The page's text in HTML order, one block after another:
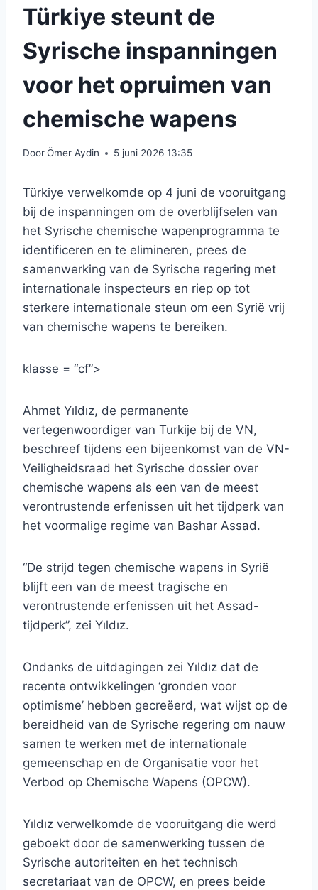
Türkiye steunt de
Syrische inspanningen
voor het opruimen van
chemische wapens
DoorÖmer Aydin 5 juni 2026 13:35
Türkiye verwelkomde op 4 juni de vooruitgang
bij de inspanningen om de overblijfselen van
het Syrische chemische wapenprogramma te
identificeren en te elimineren, prees de
samenwerking van de Syrische regering met
internationale inspecteurs en riep op tot
sterkere internationale steun om een ​​Syrië vrij
van chemische wapens te bereiken.
klasse = “cf”>
Ahmet Yıldız, de permanente
vertegenwoordiger van Turkije bij de VN,
beschreef tijdens een bijeenkomst van de VN-
Veiligheidsraad het Syrische dossier over
chemische wapens als een van de meest
verontrustende erfenissen uit het tijdperk van
het voormalige regime van Bashar Assad.
“De strijd tegen chemische wapens in Syrië
blijft een van de meest tragische en
verontrustende erfenissen uit het Assad-
tijdperk”, zei Yıldız.
Ondanks de uitdagingen zei Yıldız dat de
recente ontwikkelingen ‘gronden voor
optimisme’ hebben gecreëerd, wat wijst op de
bereidheid van de Syrische regering om nauw
samen te werken met de internationale
gemeenschap en de Organisatie voor het
Verbod op Chemische Wapens (OPCW).
Yıldız verwelkomde de vooruitgang die werd
geboekt door de samenwerking tussen de
Syrische autoriteiten en het technisch
secretariaat van de OPCW, en prees beide